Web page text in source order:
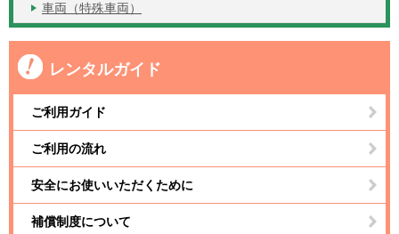
車両（特殊車両）
レンタルガイド
ご利用ガイド
ご利用の流れ
安全にお使いいただくために
補償制度について